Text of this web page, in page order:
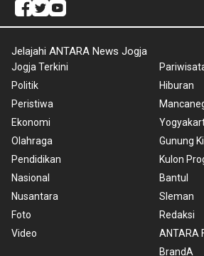
Jelajahi ANTARA News Jogja
Jogja Terkini
Politik
Peristiwa
Ekonomi
Olahraga
Pendidikan
Nasional
Nusantara
Foto
Video
Hiburan
Gunung
Kulon
Bantul
Sleman
Redaksi
ANTARA
BrandA